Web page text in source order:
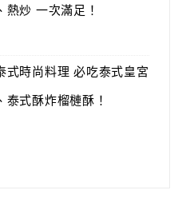
炒 一次滿足！
式時尚料理 必吃泰式皇宮
式酥炸榴槤酥！